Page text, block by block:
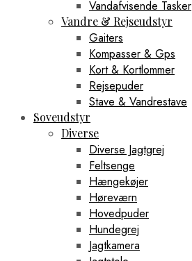
Vandafvisende Tasker
Vandre & Rejseudstyr
Gaiters
Kompasser & Gps
Kort & Kortlommer
Rejsepuder
Stave & Vandrestave
Soveudstyr
Diverse
Diverse Jagtgrej
Feltsenge
Hængekøjer
Høreværn
Hovedpuder
Hundegrej
Jagtkamera